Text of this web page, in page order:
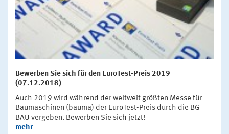
Bewerben Sie sich für den EuroTest-Preis 2019
(07.12.2018)
Auch 2019 wird während der weltweit größten Messe für
Baumaschinen (bauma) der EuroTest-Preis durch die BG
BAU vergeben. Bewerben Sie sich jetzt!
mehr